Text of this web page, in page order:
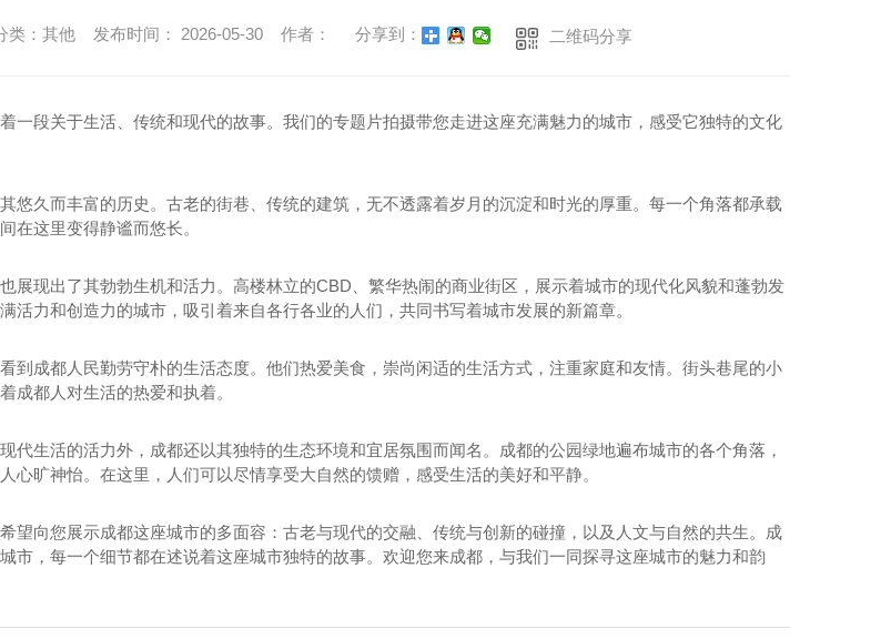
类：其他 发布时间： 2026-05-30 作者： 分享到： 二维码分享
一段关于生活、传统和现代的故事。我们的专题片拍摄带您走进这座充满魅力的城市，感受它独特的文化
悠久而丰富的历史。古老的街巷、传统的建筑，无不透露着岁月的沉淀和时光的厚重。每一个角落都承载
在这里变得静谧而悠长。
展现出了其勃勃生机和活力。高楼林立的CBD、繁华热闹的商业街区，展示着城市的现代化风貌和蓬勃发
活力和创造力的城市，吸引着来自各行各业的人们，共同书写着城市发展的新篇章。
到成都人民勤劳守朴的生活态度。他们热爱美食，崇尚闲适的生活方式，注重家庭和友情。街头巷尾的小
成都人对生活的热爱和执着。
代生活的活力外，成都还以其独特的生态环境和宜居氛围而闻名。成都的公园绿地遍布城市的各个角落，
心旷神怡。在这里，人们可以尽情享受大自然的馈赠，感受生活的美好和平静。
望向您展示成都这座城市的多面容：古老与现代的交融、传统与创新的碰撞，以及人文与自然的共生。成
市，每一个细节都在述说着这座城市独特的故事。欢迎您来成都，与我们一同探寻这座城市的魅力和韵